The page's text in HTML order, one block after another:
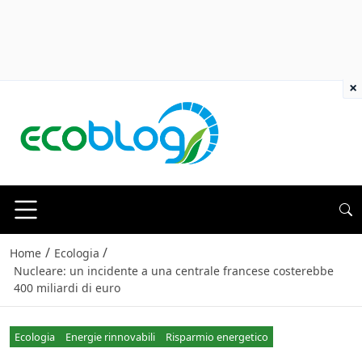
Home / Ecologia /
Nucleare: un incidente a una centrale francese costerebbe
400 miliardi di euro
Ecologia Energie rinnovabili Risparmio energetico
×